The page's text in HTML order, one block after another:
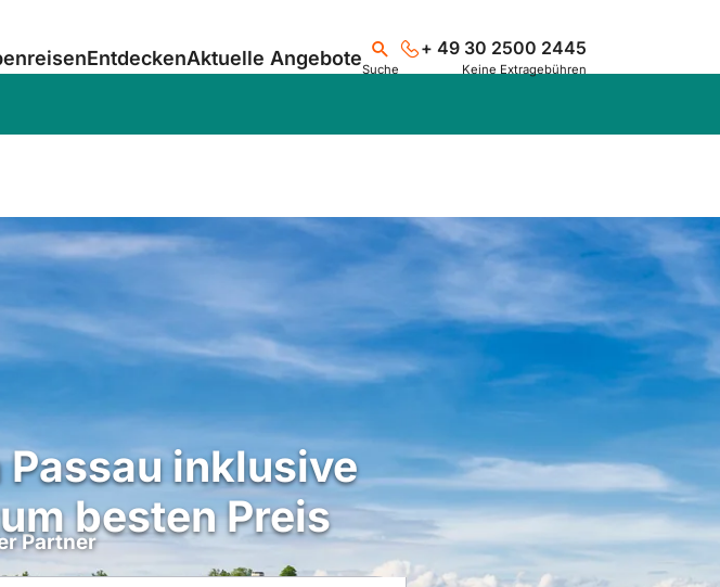
EntdeckenAktuelle AngeboteSuche
+ 49 30 2500 2445
Keine Extragebühren
Suchen
Partner
inklusive
besten Preis